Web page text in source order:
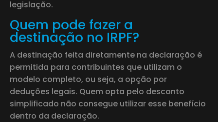
legislação.
Quem pode fazer a
destinação no IRPF?
A destinação feita diretamente na declaração é
permitida para contribuintes que utilizam o
modelo completo, ou seja, a opção por
deduções legais. Quem opta pelo desconto
simplificado não consegue utilizar esse benefício
dentro da declaração.